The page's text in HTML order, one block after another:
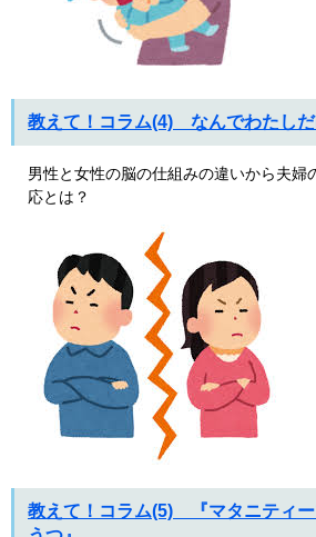
教えて！コラム(4) なんでわたしだ
男性と女性の脳の仕組みの違いから夫婦
応とは？
教えて！コラム(5) 『マタニティ